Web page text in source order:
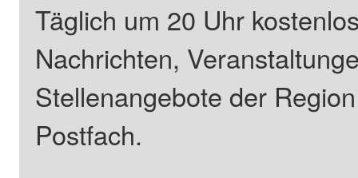
Täglich um 20 Uhr
Nachrichten,
Stellenangebote der
Postfach.